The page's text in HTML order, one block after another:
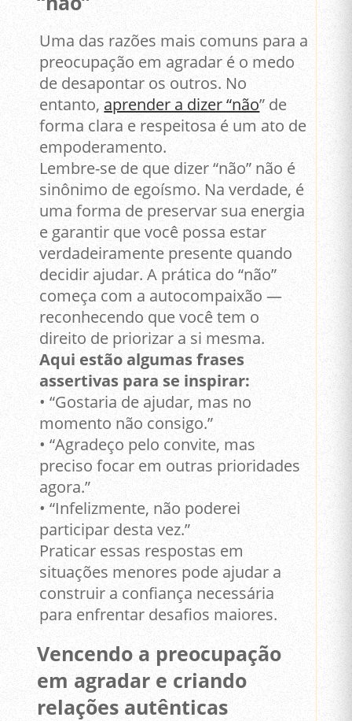
Uma das razões mais comuns para a
preocupação em agradar é o medo
de desapontar os outros. No
entanto, aprender a dizer “não” de
forma clara e respeitosa é um ato de
empoderamento.
Lembre-se de que dizer “não” não é
sinônimo de egoísmo. Na verdade, é
uma forma de preservar sua energia
e garantir que você possa estar
verdadeiramente presente quando
decidir ajudar. A prática do “não”
começa com a autocompaixão —
reconhecendo que você tem o
direito de priorizar a si mesma.
Aqui estão algumas frases
assertivas para se inspirar:
• “Gostaria de ajudar, mas no
momento não consigo.”
• “Agradeço pelo convite, mas
preciso focar em outras prioridades
agora.”
• “Infelizmente, não poderei
participar desta vez.”
Praticar essas respostas em
situações menores pode ajudar a
construir a confiança necessária
para enfrentar desafios maiores.
Vencendo a preocupação
em agradar e criando
relações autênticas